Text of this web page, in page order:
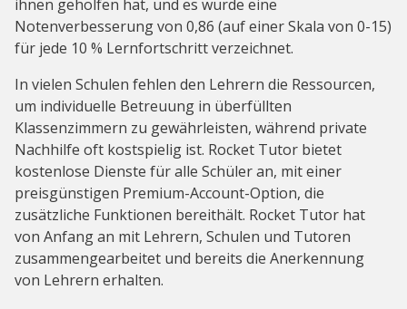
ihnen geholfen hat, und es wurde eine
Notenverbesserung von 0,86 (auf einer Skala von 0-15)
für jede 10 % Lernfortschritt verzeichnet.
In vielen Schulen fehlen den Lehrern die Ressourcen,
um individuelle Betreuung in überfüllten
Klassenzimmern zu gewährleisten, während private
Nachhilfe oft kostspielig ist. Rocket Tutor bietet
kostenlose Dienste für alle Schüler an, mit einer
preisgünstigen Premium-Account-Option, die
zusätzliche Funktionen bereithält. Rocket Tutor hat
von Anfang an mit Lehrern, Schulen und Tutoren
zusammengearbeitet und bereits die Anerkennung
von Lehrern erhalten.